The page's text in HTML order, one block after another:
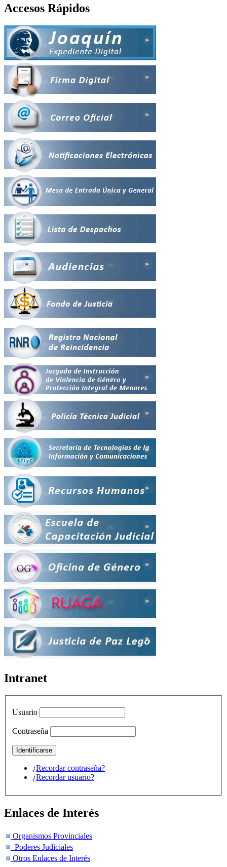
Accesos Rápidos
Intranet
Usuario
Contraseña
¿Recordar contraseña?
¿Recordar usuario?
Enlaces de Interés
Organismos Provinciales
Poderes Judiciales
Otros Enlaces de Interés